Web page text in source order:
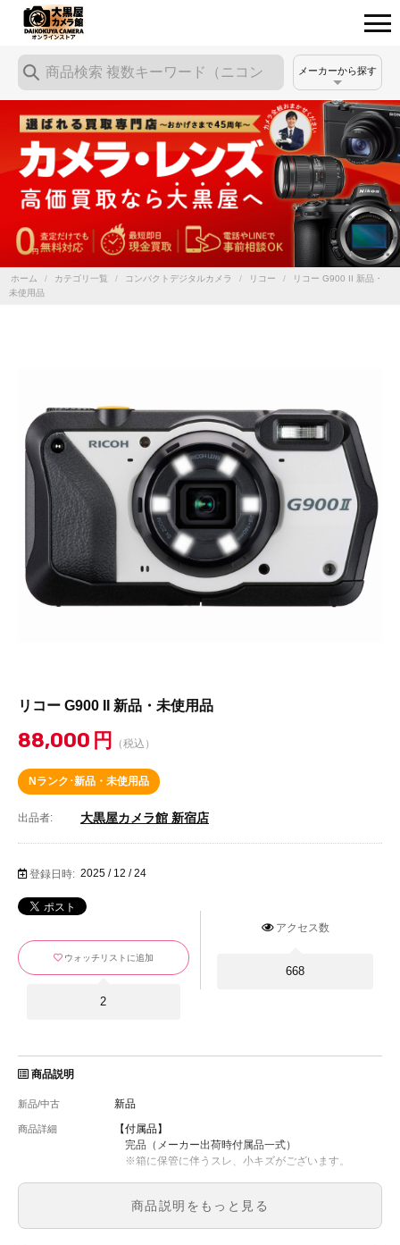
メーカーから探す
ホーム / カテゴリ一覧 / コンパクトデジタルカメラ / リコー /
リコー G900 II 新品・
未使用品
リコー G900 II 新品・未使用品
88,000 円 （税込）
Nランク･新品・未使用品
出品者: 大黒屋カメラ館 新宿店
登録日時: 2025 / 12 / 24
アクセス数
668
ウォッチリストに追加
2
商品説明
新品/中古 新品
商品詳細
【付属品】
完品（メーカー出荷時付属品一式）
※箱に保管に伴うスレ、小キズがございます。
メーカー保証あり（1年間）
※保証内容はメーカー保証規定に基づく対応となりま
商品説明をもっと見る